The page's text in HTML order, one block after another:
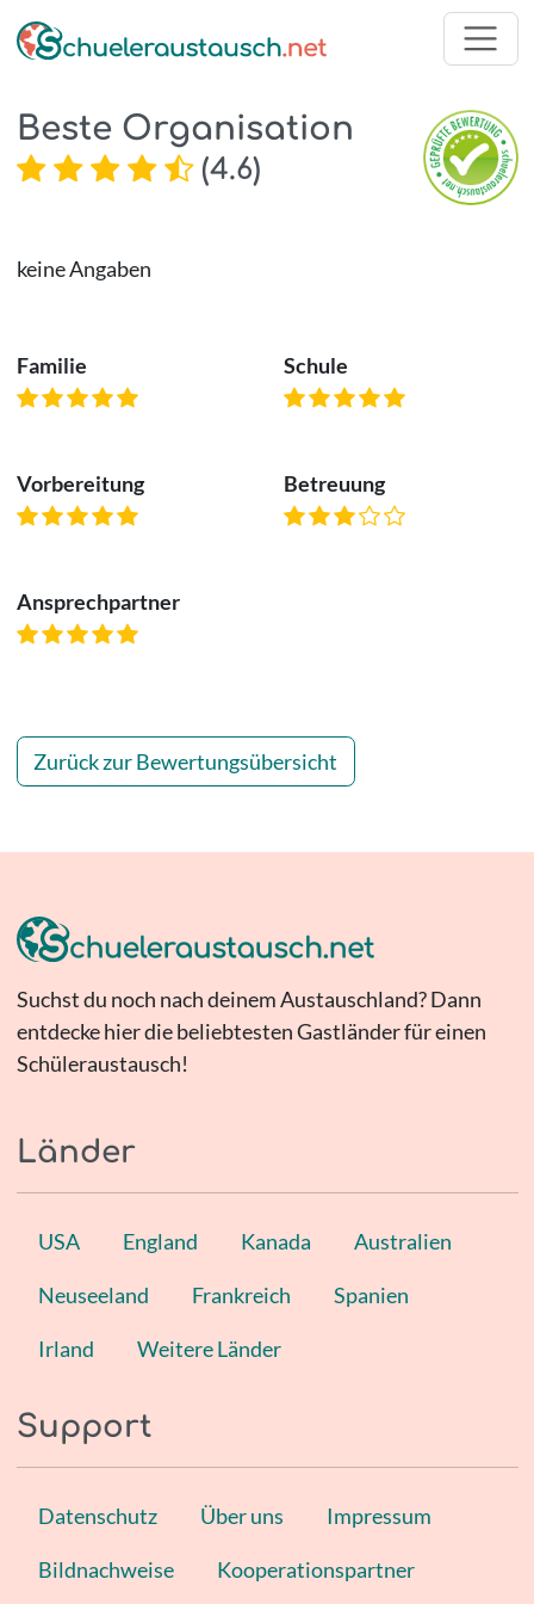
Beste Organisation
(4.6)
keine Angaben
Familie Schule
Vorbereitung Betreuung
Ansprechpartner
Zurück zur Bewertungsübersicht
Suchst du noch nach deinem Austauschland? Dann
entdecke hier die beliebtesten Gastländer für einen
Schüleraustausch!
Länder
USA England Kanada Australien
Neuseeland Frankreich Spanien
Irland Weitere Länder
Support
Datenschutz Über uns Impressum
Bildnachweise Kooperationspartner